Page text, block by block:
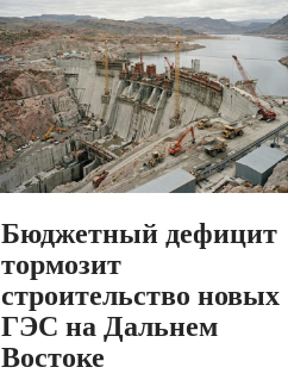
Бюджетный дефицит
тормозит
строительство новых
ГЭС на Дальнем
Востоке